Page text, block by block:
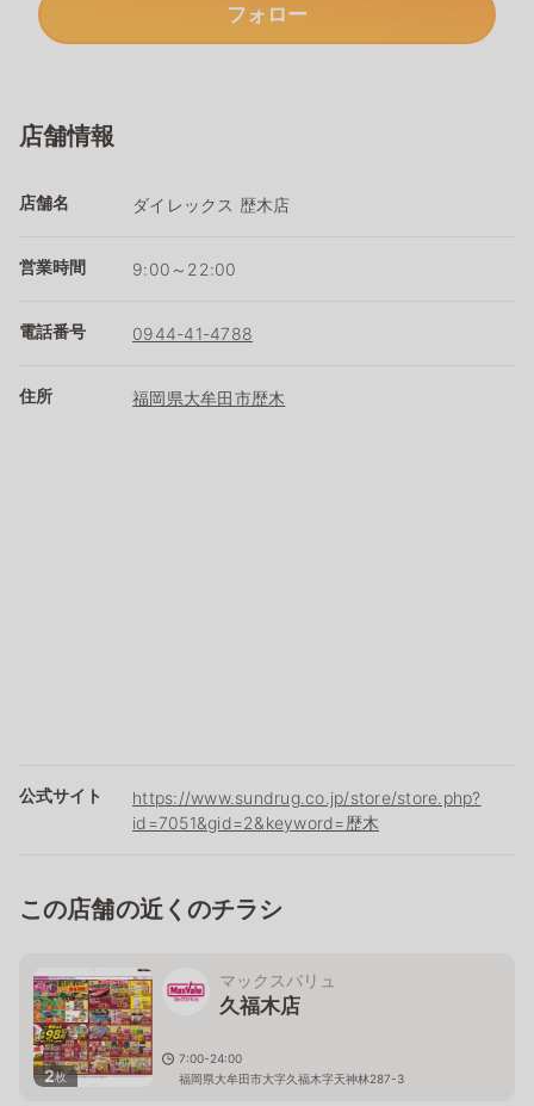
フォロー
店舗情報
店舗名 ダイレックス 歴木店
営業時間 9:00～22:00
電話番号 0944-41-4788
住所 福岡県大牟田市歴木
公式サイト
https://www.sundrug.co.jp/store/store.php?
id=7051&gid=2&keyword=歴木
この店舗の近くのチラシ
2枚
マックスバリュ
久福木店
7:00-24:00
福岡県大牟田市大字久福木字天神林287-3